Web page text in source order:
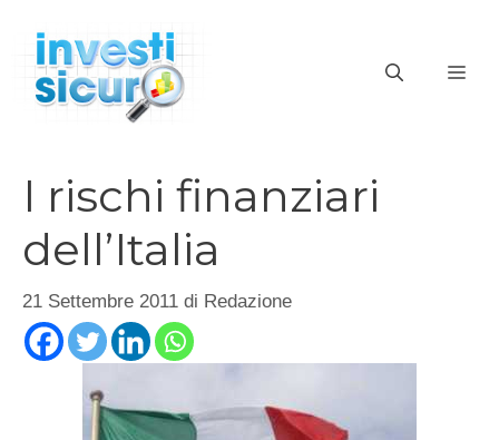
contenuto
I rischi finanziari
dell’Italia
21 Settembre 2011 di Redazione